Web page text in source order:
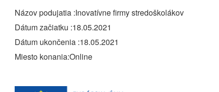
Názov podujatia Inovatívne firmy stredoškolákov
Dátum začiatku 18.05.2021
Dátum ukončenia 18.05.2021
Miesto konaniaOnline